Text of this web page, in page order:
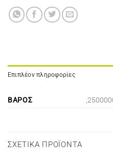
Επιπλέον πληροφορίες
ΒΆΡΟΣ
ΣΧΕΤΙΚΆ ΠΡΟΪΌΝΤΑ